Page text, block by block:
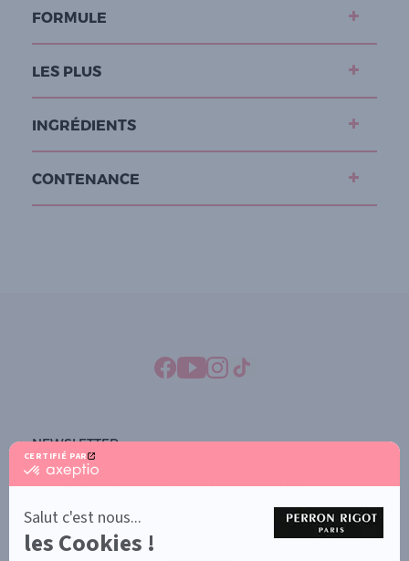
CERTIFIÉ PAR
certifié
En
savoir
plus
Salut c'est nous...
les Cookies !
FORMULE
LES PLUS
INGRÉDIENTS
CONTENANCE
NEWSLETTER
SOUSCRIRE À LA NEWSLETTER